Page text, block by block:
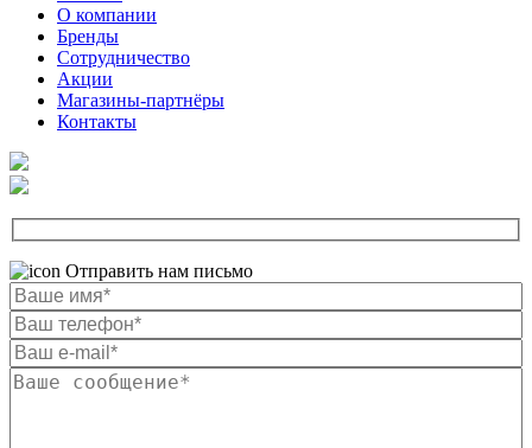
О компании
Бренды
Сотрудничество
Акции
Магазины-партнёры
Контакты
Отправить нам письмо